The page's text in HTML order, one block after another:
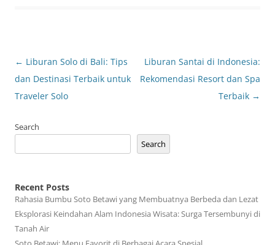
Post
navigation
← Liburan Solo di Bali: Tips
dan Destinasi Terbaik untuk
Traveler Solo
Liburan Santai di Indonesia:
Rekomendasi Resort dan Spa
Terbaik →
Search
Search
Recent Posts
Rahasia Bumbu Soto Betawi yang Membuatnya Berbeda dan Lezat
Eksplorasi Keindahan Alam Indonesia Wisata: Surga Tersembunyi di
Tanah Air